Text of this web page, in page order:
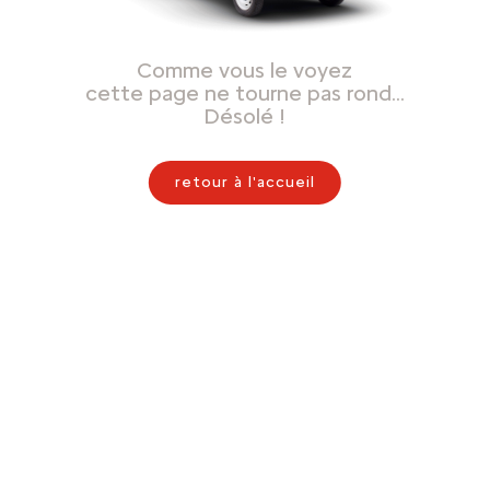
Comme vous le voyez
cette page ne tourne pas rond…
Désolé !
retour à l'accueil